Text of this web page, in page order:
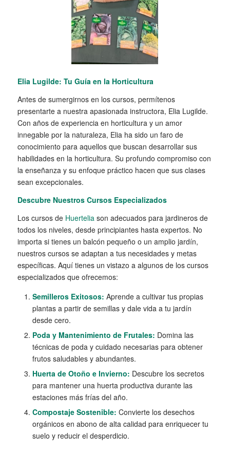
Elia Lugilde: Tu Guíaen la Horticultura
Antes de sumergirnos en los cursos, permítenos
presentarte a nuestra apasionada instructora, Elia Lugilde.
Con años de experiencia en horticultura y un amor
innegable por la naturaleza, Elia ha sido un faro de
conocimiento para aquellos que buscan desarrollar sus
habilidades en la horticultura. Su profundo compromiso con
la enseñanza y su enfoque práctico hacen que sus clases
sean excepcionales.
Descubre Nuestros Cursos Especializados
Los cursos de Huertelia son adecuados para jardineros de
todos los niveles, desde principiantes hasta expertos. No
importa si tienes un balcón pequeño o un amplio jardín,
nuestros cursos se adaptan a tus necesidades y metas
específicas. Aquí tienes un vistazo a algunos de los cursos
especializados que ofrecemos:
Semilleros Exitosos: Aprende a cultivar tus propias
plantas a partir de semillas y dale vida a tu jardín
desde cero.
Poda y Mantenimiento de Frutales: Domina las
técnicas de poda y cuidado necesarias para obtener
frutos saludables y abundantes.
Huerta de Otoño e Invierno: Descubre los secretos
para mantener una huerta productiva durante las
estaciones más frías del año.
Compostaje Sostenible: Convierte los desechos
orgánicos en abono de alta calidad para enriquecer tu
suelo y reducir el desperdicio.